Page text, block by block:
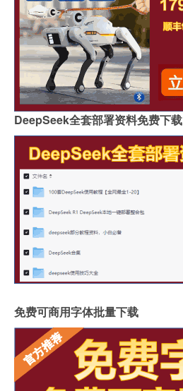
DeepSeek全套部署资料免费下载
免费可商用字体批量下载